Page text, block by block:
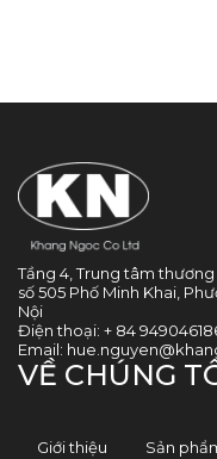
Tầng 4, Trung tâm thương
số 505 Phố Minh Khai,
Nội
Điện thoại: + 84
Email:
VỀ CHÚNG
Giới thiệu Sản